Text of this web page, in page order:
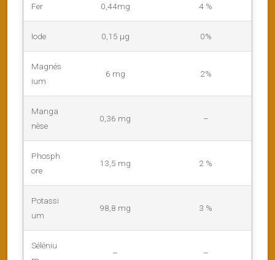
Fer 0,44mg 4 %
Iode 0,15 µg 0%
Magnés
ium
6 mg 2%
Manga
nèse
0,36 mg –
Phosph
ore
13,5 mg 2 %
Potassi
um
98,8 mg 3 %
Séléniu
– –